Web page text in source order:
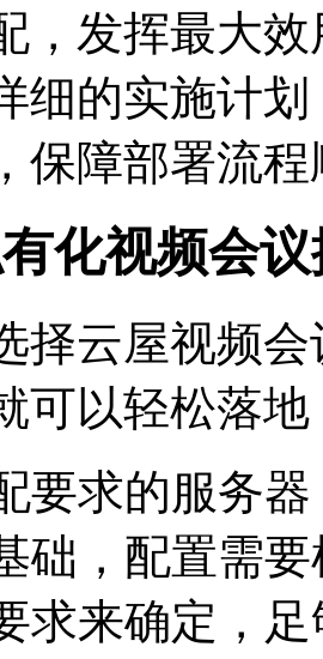
，发挥最大
细的实施计
保障部署流
化视频会
择云屋视频
可以轻松落地
要求的服务
础，配置需
求来确定，